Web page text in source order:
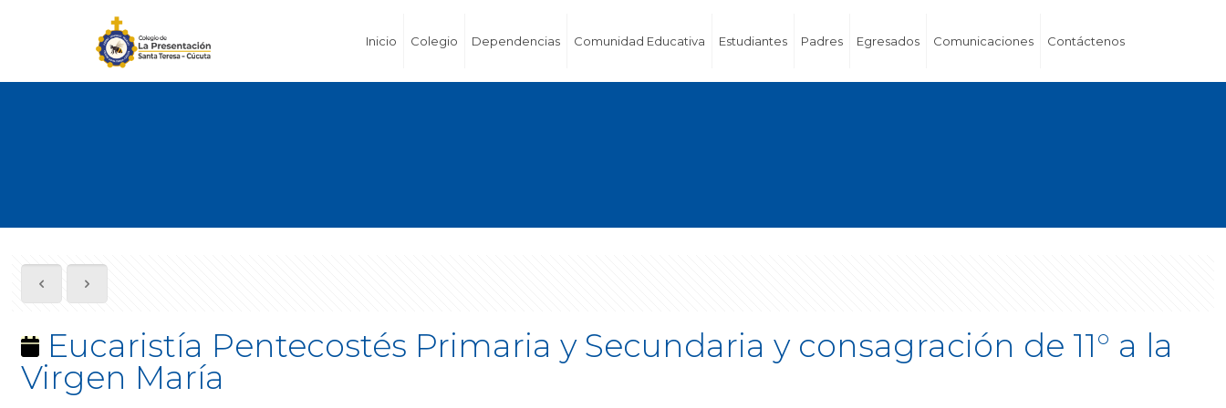
Inicio Colegio Dependencias Comunidad Educativa Estudiantes Padres Egresados Comunicaciones Contáctenos
Eucaristía Pentecostés Primaria y Secundaria y consagración de 11° a la
Virgen María